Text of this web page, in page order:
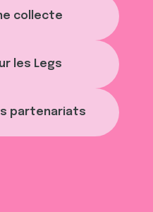
collecte
les Legs
partenariats